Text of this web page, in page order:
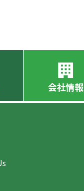
会社情報